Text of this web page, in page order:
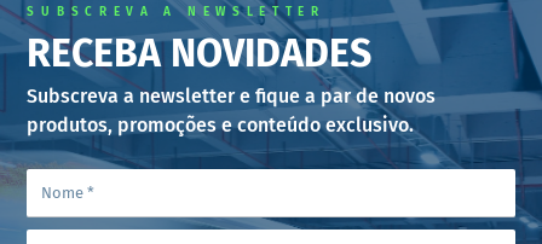
SUBSCREVA A NEWSLETTER
RECEBA NOVIDADES
Subscreva a newsletter e fique a par de novos
produtos, promoções e conteúdo exclusivo.